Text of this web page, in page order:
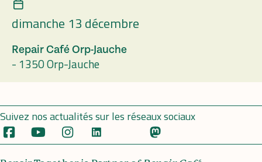
dimanche 13 décembre
Repair Café Orp-Jauche
- 1350 Orp-Jauche
Suivez nos actualités sur les réseaux sociaux